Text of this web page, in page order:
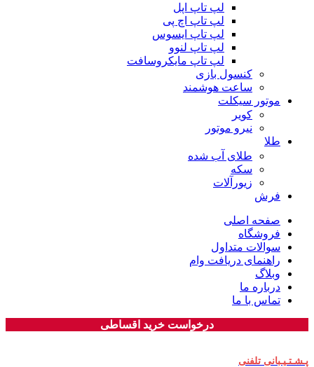
لپ تاپ اپل
لپ تاپ اچ پی
لپ تاپ ایسوس
لپ تاپ لنوو
لپ تاپ مایکروسافت
کنسول بازی
ساعت هوشمند
موتور سیکلت
کویر
نیرو موتور
طلا
طلای آب شده
سکه
زیورآلات
فرش
صفحه اصلی
فروشگاه
سوالات متداول
راهنمای دریافت وام
وبلاگ
درباره ما
تماس با ما
درخواست خرید اقساطی
پـشـتـیـبانی تلفنی